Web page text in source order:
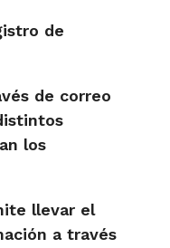
de
de correo
los
llevar el
a través